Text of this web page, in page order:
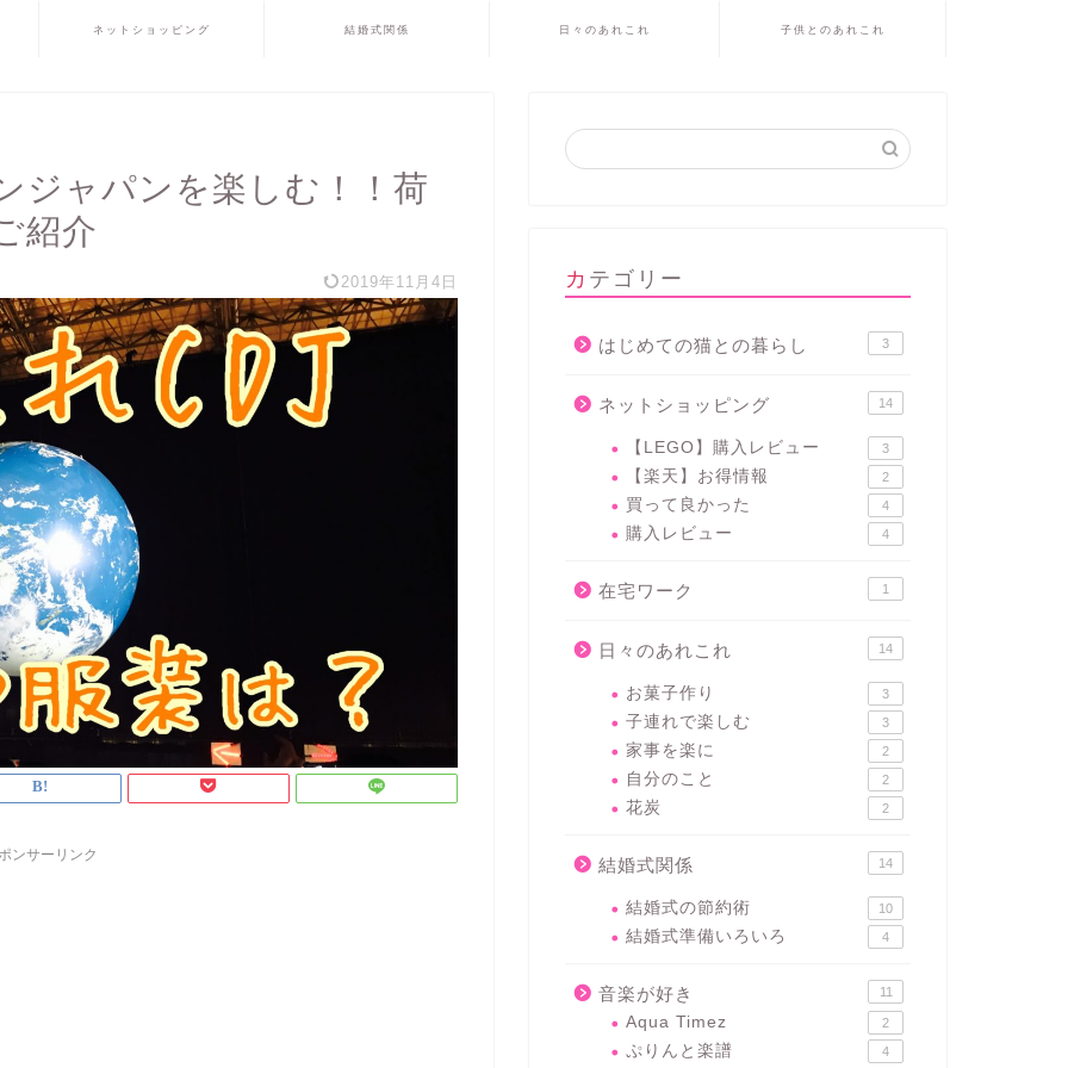
ネットショッピング 結婚式関係 日々のあれこれ 子供とのあれこれ
ジャパンを楽しむ！！荷
紹介
2019年11月4日
ンサーリンク
カテゴリー
はじめての猫との暮らし 3
ネットショッピング 14
【LEGO】購入レビュー 3
【楽天】お得情報 2
買って良かった 4
購入レビュー 4
在宅ワーク 1
日々のあれこれ 14
お菓子作り 3
子連れで楽しむ 3
家事を楽に 2
自分のこと 2
花炭 2
結婚式関係 14
結婚式の節約術 10
結婚式準備いろいろ 4
音楽が好き 11
Aqua Timez 2
ぷりんと楽譜 4